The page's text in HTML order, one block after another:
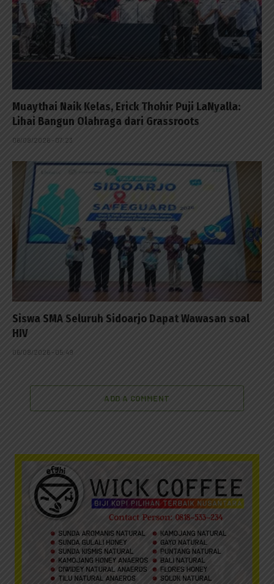
Muaythai Naik Kelas, Erick Thohir Puji LaNyalla:
Lihai Bangun Olahraga dari Grassroots
06/08/2026 - 07:23
Siswa SMA Seluruh Sidoarjo Dapat Wawasan soal
HIV
06/08/2026 - 05:49
ADD A COMMENT